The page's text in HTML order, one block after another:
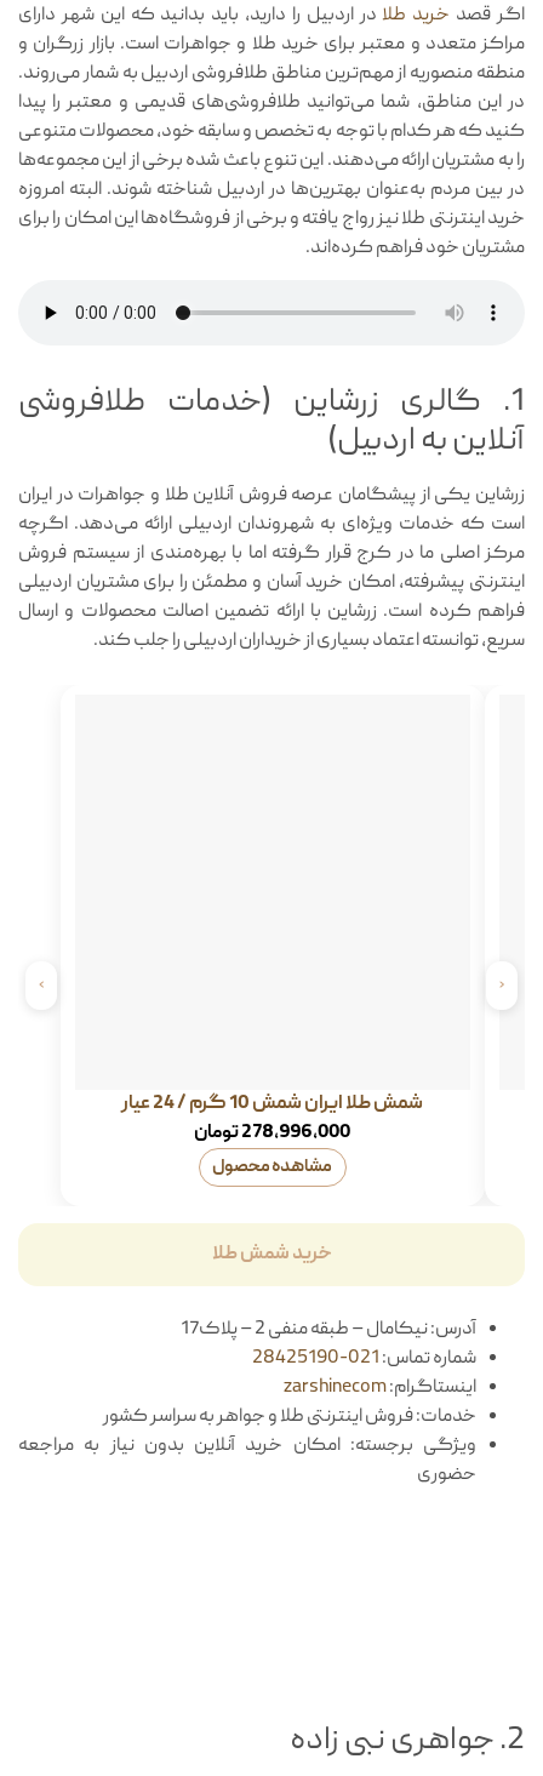
اگر قصد خرید طلادر اردبیل را دارید، باید بدانید که این شهر دارای
مراکز متعدد و معتبر برای خرید طلا و جواهرات است. بازار زرگران و
منطقه منصوریه از مهم‌ترین مناطق طلافروشی اردبیل به شمار می‌روند.
در این مناطق، شما می‌توانید طلافروشی‌های قدیمی و معتبر را پیدا
کنید که هر کدام با توجه به تخصص و سابقه خود، محصولات متنوعی
را به مشتریان ارائه می‌دهند. این تنوع باعث شده برخی از این مجموعه‌ها
در بین مردم به‌عنوان بهترین‌ها در اردبیل شناخته شوند. البته امروزه
خرید اینترنتی طلا نیز رواج یافته و برخی از فروشگاه‌ها این امکان را برای
مشتریان خود فراهم کرده‌اند.
1. گالری زرشاین (خدمات طلافروشی
آنلاین به اردبیل)
زرشاین یکی از پیشگامان عرصه فروش آنلاین طلا و جواهرات در ایران
است که خدمات ویژه‌ای به شهروندان اردبیلی ارائه می‌دهد. اگرچه
مرکز اصلی ما در کرج قرار گرفته اما با بهره‌مندی از سیستم فروش
اینترنتی پیشرفته، امکان خرید آسان و مطمئن را برای مشتریان اردبیلی
فراهم کرده است. زرشاین با ارائه تضمین اصالت محصولات و ارسال
سریع، توانسته اعتماد بسیاری از خریداران اردبیلی را جلب کند.
‹
›
شمش طلا ایران شمش 10 گرم / 24 عیار
278,996,000تومان
مشاهده محصول
خرید شمش طلا
آدرس: نیکامال – طبقه منفی 2 – پلاک17
شماره تماس:021-28425190
اینستاگرام:zarshinecom
خدمات: فروش اینترنتی طلا و جواهر به سراسر کشور
ویژگی برجسته: امکان خرید آنلاین بدون نیاز به مراجعه
حضوری
2. جواهری نبی زاده